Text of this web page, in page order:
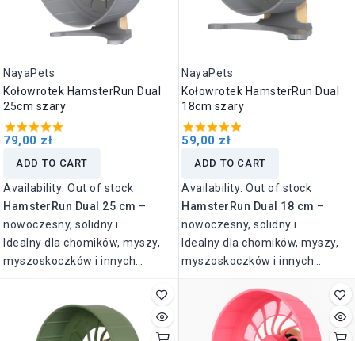
NayaPets
Kołowrotek HamsterRun Dual
25cm szary
79,00 zł
ADD TO CART
Availability:Out of stock
HamsterRun Dual 25 cm –
nowoczesny, solidny i
wyjątkowo cichy kołowrotek
zaprojektowany z myślą o
Idealny dla chomików, myszy,
myszoskoczków i innych
NayaPets
Kołowrotek HamsterRun Dual
18cm szary
59,00 zł
ADD TO CART
Availability: Out of stock
HamsterRun Dual 18 cm –
nowoczesny, solidny i
wyjątkowo cichy kołowrotek
zaprojektowany z myślą o
Idealny dla chomików, myszy,
myszoskoczków i innych